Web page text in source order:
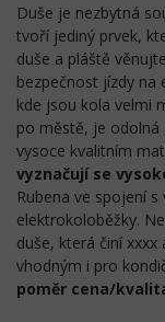
Duše je nezbytná
tvoří jediný prvek,
duše a pláště
bezpečnost jízdy na
kde jsou kola velmi
po městě, je odolná
vysoce kvalitním
vyznačují se
Rubena ve spojení
elektrokoloběžky.
duše, která činí
vhodným i pro
poměr cena/